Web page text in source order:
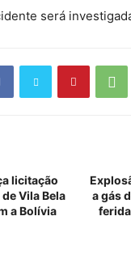
será
licitação
Vila Bela
a Bolívia
a gás